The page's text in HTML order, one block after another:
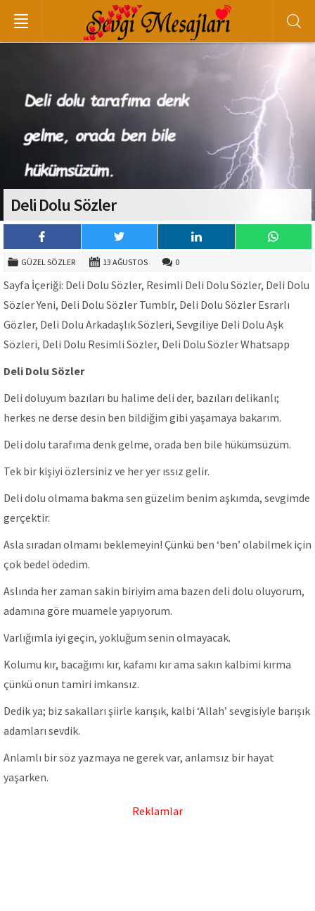
Deli Dolu Sözler
GÜZEL SÖZLER 13 AĞUSTOS 0
Sayfa İçeriği: Deli Dolu Sözler, Resimli Deli Dolu Sözler, Deli Dolu
Sözler Yeni, Deli Dolu Sözler Tumblr, Deli Dolu Sözler Esrarlı
Gözler, Deli Dolu Arkadaşlık Sözleri, Sevgiliye Deli Dolu Aşk
Sözleri, Deli Dolu Resimli Sözler, Deli Dolu Sözler Whatsapp
Deli Dolu Sözler
Deli doluyum bazıları bu halime deli der, bazıları delikanlı;
herkes ne derse desin ben bildiğim gibi yaşamaya bakarım.
Deli dolu tarafıma denk gelme, orada ben bile hükümsüzüm.
Tek bir kişiyi özlersiniz ve her yer ıssız gelir.
Deli dolu olmama bakma sen güzelim benim aşkımda, sevgimde
gerçektir.
Asla sıradan olmamı beklemeyin! Çünkü ben ‘ben’ olabilmek için
çok bedel ödedim.
Aslında her zaman sakin biriyim ama bazen deli dolu oluyorum,
adamına göre muamele yapıyorum.
Varlığımla iyi geçin, yokluğum senin olmayacak.
Kolumu kır, bacağımı kır, kafamı kır ama sakın kalbimi kırma
çünkü onun tamiri imkansız.
Dedik ya; biz sakalları şiirle karışık, kalbi ‘Allah’ sevgisiyle barışık
adamları sevdik.
Anlamlı bir söz yazmaya ne gerek var, anlamsız bir hayat
yaşarken.
Reklamlar